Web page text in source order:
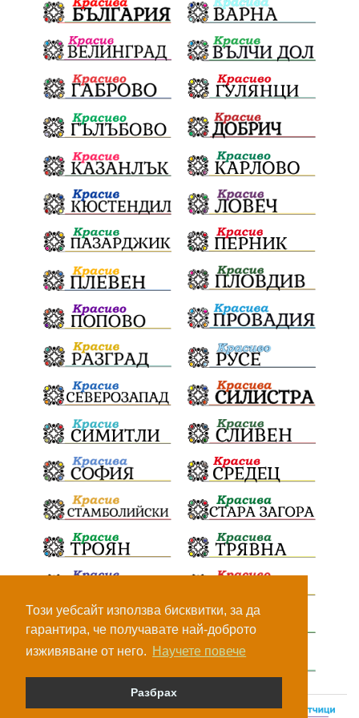
Този уебсайт използва бисквитки, за да
гарантира, че получавате най-доброто
изживяване от него. Научете повече
Разбрах
© Всички права са запазени, 2026.